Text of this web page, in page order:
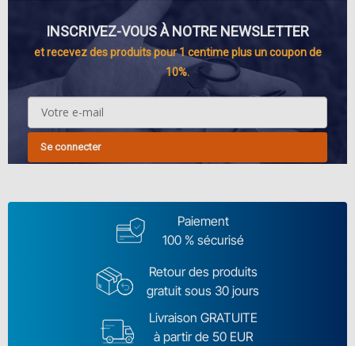
INSCRIVEZ-VOUS À NOTRE NEWSLETTER
et recevez des produits pour 1 centime plus un coupon de
10%.
Se connecter
Paiement
100 % sécurisé
Retour des produits
gratuit sous 30 jours
Livraison GRATUITE
à partir de 50 EUR